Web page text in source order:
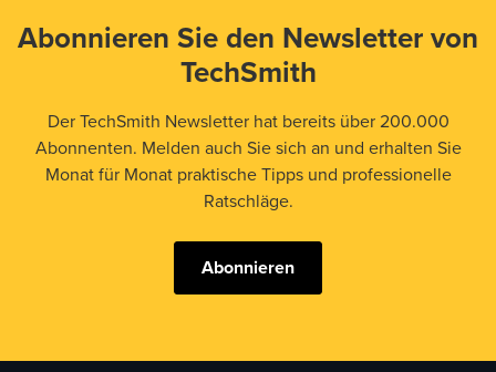
Abonnieren Sie den Newsletter von
TechSmith
Der TechSmith Newsletter hat bereits über 200.000
Abonnenten. Melden auch Sie sich an und erhalten Sie
Monat für Monat praktische Tipps und professionelle
Ratschläge.
Abonnieren